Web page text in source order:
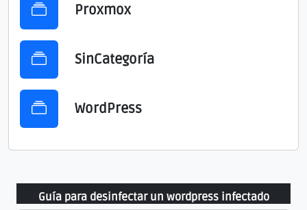
Proxmox
SinCategoría
WordPress
Guía para desinfectar un wordpress infectado